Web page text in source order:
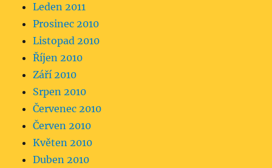
Leden 2011
Prosinec 2010
Listopad 2010
Říjen 2010
Září 2010
Srpen 2010
Červenec 2010
Červen 2010
Květen 2010
Duben 2010